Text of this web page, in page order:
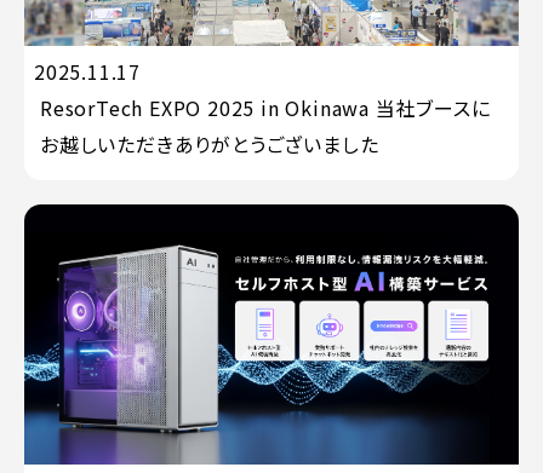
2025.11.17
ResorTech EXPO 2025 in Okinawa 当社ブースに
お越しいただきありがとうございました